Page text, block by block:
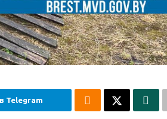
в Telegram